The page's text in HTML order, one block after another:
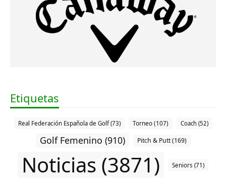
Etiquetas
Real Federación Española de Golf (73) Torneo (107) Coach (52)
Golf Femenino (910) Pitch & Putt (169)
Noticias (3871) Seniors (71)